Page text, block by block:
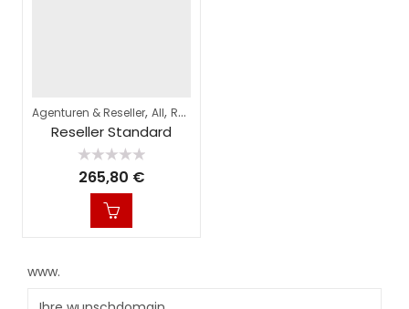
Agenturen & Reseller, All, Reseller Hosting
Reseller Standard
Bewertet
mit
265,80 €
www.